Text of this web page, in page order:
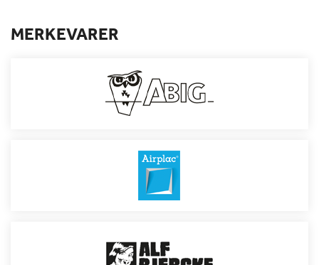
MERKEVARER